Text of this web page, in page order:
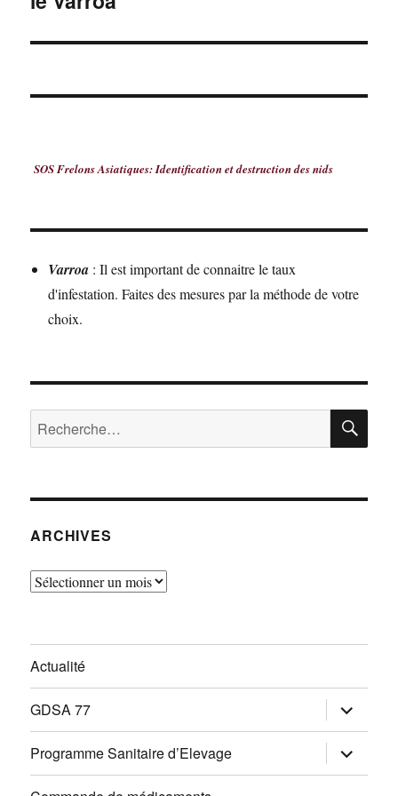
SOS Frelons Asiatiques: Identification et destruction des nids
Varroa : Il est important de connaitre le taux
d'infestation. Faites des mesures par la méthode de votre
choix.
Recherche
pour :
ARCHIVES
Archives
Actualité
GDSA 77 ouvrir
le
sous-
menu
Programme Sanitaire d’Elevage ouvrir
le
sous-